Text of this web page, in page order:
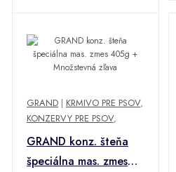
GRAND | KRMIVO PRE PSOV,
KONZERVY PRE PSOV,
GRAND konz. šteňa
špeciálna mas. zmes